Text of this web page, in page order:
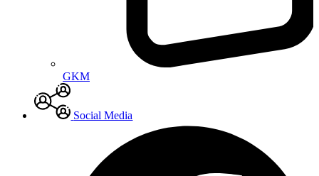
GKM
Social Media